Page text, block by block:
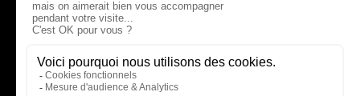
Page Facebook de Kollectif
Page Instagram de Kollectif
Page Linkedin de Kollectif
Partenaires